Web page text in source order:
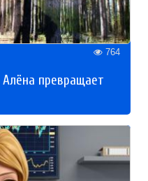
764
Алёна превращает